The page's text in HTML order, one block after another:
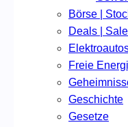
Börse |
Deals |
Freie
Geschichte
Gesetze